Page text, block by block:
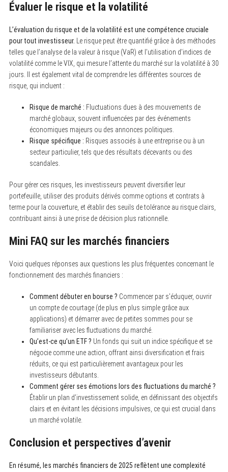
Évaluer le risque et la volatilité
L’évaluation du risque et de la volatilité est une compétence cruciale
pour tout investisseur. Le risque peut être quantifié grâce à des méthodes
telles que l’analyse de la valeur à risque (VaR) et l’utilisation d’indices de
volatilité comme le VIX, qui mesure l’attente du marché sur la volatilité à 30
jours. Il est également vital de comprendre les différentes sources de
risque, qui incluent :
Risque de marché : Fluctuations dues à des mouvements de
marché globaux, souvent influencées par des événements
économiques majeurs ou des annonces politiques.
Risque spécifique : Risques associés à une entreprise ou à un
secteur particulier, tels que des résultats décevants ou des
scandales.
Pour gérer ces risques, les investisseurs peuvent diversifier leur
portefeuille, utiliser des produits dérivés comme options et contrats à
terme pour la couverture, et établir des seuils de tolérance au risque clairs,
contribuant ainsi à une prise de décision plus rationnelle.
Mini FAQ sur les marchés financiers
Voici quelques réponses aux questions les plus fréquentes concernant le
fonctionnement des marchés financiers :
Comment débuter en bourse ? Commencer par s’éduquer, ouvrir
un compte de courtage (de plus en plus simple grâce aux
applications) et démarrer avec de petites sommes pour se
familiariser avec les fluctuations du marché.
Qu’est-ce qu’un ETF ? Un fonds qui suit un indice spécifique et se
négocie comme une action, offrant ainsi diversification et frais
réduits, ce qui est particulièrement avantageux pour les
investisseurs débutants.
Comment gérer ses émotions lors des fluctuations du marché ?
Établir un plan d’investissement solide, en définissant des objectifs
clairs et en évitant les décisions impulsives, ce qui est crucial dans
un marché volatile.
Conclusion et perspectives d’avenir
En résumé, les marchés financiers de 2025 reflètent une complexité